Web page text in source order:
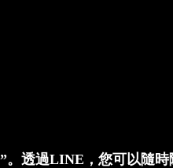
透過LINE，您可以隨